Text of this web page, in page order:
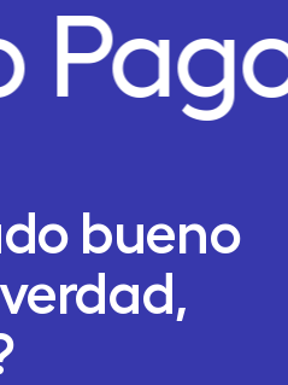
bueno